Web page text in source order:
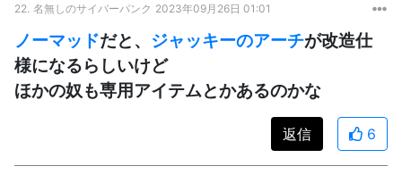
22. 名無しのサイバーパンク 2023年09月26日 01:01
ノーマッドだと、 ジャッキーのアーチが改造仕
様になるらしいけど
ほかの奴も専用アイテムとかあるのかな
返信 6